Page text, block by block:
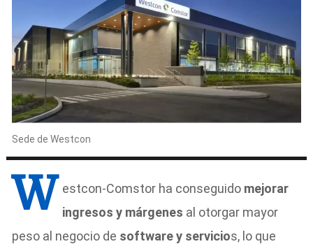
Sede de Westcon
W estcon-Comstor ha conseguido mejorar
ingresos y márgenes al otorgar mayor
peso al negocio de software y servicios, lo que